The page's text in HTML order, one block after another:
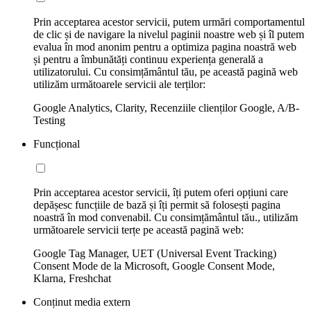
Prin acceptarea acestor servicii, putem urmări comportamentul
de clic și de navigare la nivelul paginii noastre web și îl putem
evalua în mod anonim pentru a optimiza pagina noastră web
și pentru a îmbunătăți continuu experiența generală a
utilizatorului. Cu consimțământul tău, pe această pagină web
utilizăm următoarele servicii ale terților:
Google Analytics, Clarity, Recenziile clienților Google, A/B-
Testing
Funcțional
Prin acceptarea acestor servicii, îți putem oferi opțiuni care
depășesc funcțiile de bază și îți permit să folosești pagina
noastră în mod convenabil. Cu consimțământul tău., utilizăm
următoarele servicii terțe pe această pagină web:
Google Tag Manager, UET (Universal Event Tracking)
Consent Mode de la Microsoft, Google Consent Mode,
Klarna, Freshchat
Conținut media extern